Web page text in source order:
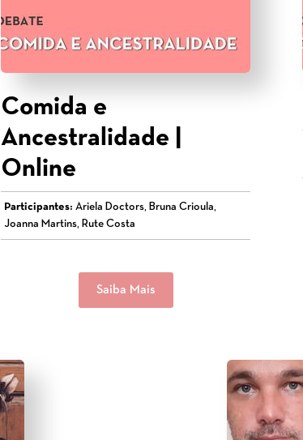
Comida e
Ancestralidade |
Online
Participantes: Ariela Doctors, Bruna Crioula,
Joanna Martins, Rute Costa
Saiba Mais